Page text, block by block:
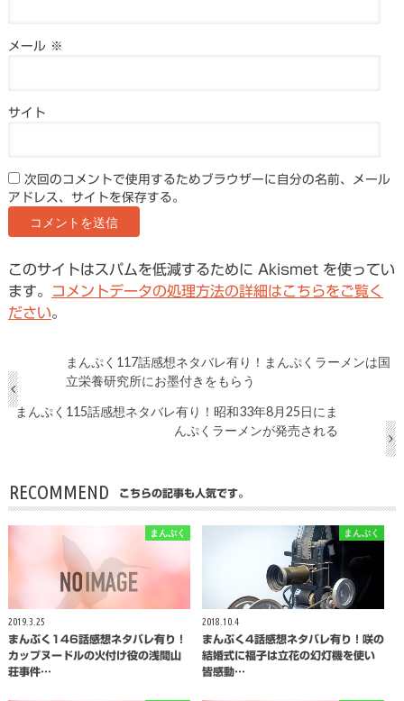
メール ※
サイト
次回のコメントで使用するためブラウザーに自分の名前、メール
アドレス、サイトを保存する。
このサイトはスパムを低減するために Akismet を使ってい
ます。
コメントデータの処理方法の詳細はこちらをご覧く
ださい。
まんぷく117話感想ネタバレ有り！まんぷくラーメンは国
立栄養研究所にお墨付きをもらう
まんぷく115話感想ネタバレ有り！昭和33年8月25日にま
んぷくラーメンが発売される
RECOMMEND こちらの記事も人気です。
まんぷく
2019.3.25
まんぷく146話感想ネタバレ有り！
カップヌードルの火付け役の浅間山
荘事件…
まんぷく
2018.10.4
まんぷく4話感想ネタバレ有り！咲の
結婚式に福子は立花の幻灯機を使い
皆感動…